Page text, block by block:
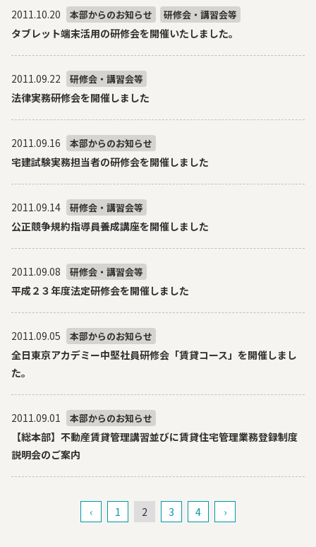
2011.10.20 本部からのお知らせ 研修会・講習会等
タブレット端末活用の研修会を開催いたしました。
2011.09.22 研修会・講習会等
法律実務研修会を開催しました
2011.09.16 本部からのお知らせ
宅建試験実務担当者の研修会を開催しました
2011.09.14 研修会・講習会等
公正競争規約指導員養成講座を開催しました
2011.09.08 研修会・講習会等
平成２３年度法定研修会を開催しました
2011.09.05 本部からのお知らせ
全日東京アカデミー中堅社員研修会「賃貸コース」を開催しまし
た。
2011.09.01 本部からのお知らせ
【総本部】不動産賃貸管理講習並びに賃貸住宅管理業務登録制度
説明会のご案内
‹ 1 2 3 4 ›